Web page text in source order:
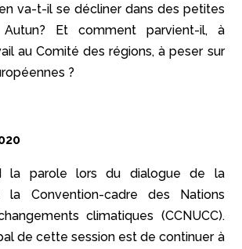
va-t-il se décliner dans des petites
Et comment parvient-il, à
au Comité des régions, à peser sur
?
la parole lors du dialogue de la
la Convention-cadre des Nations
climatiques (CCNUCC).
de cette session est de continuer à